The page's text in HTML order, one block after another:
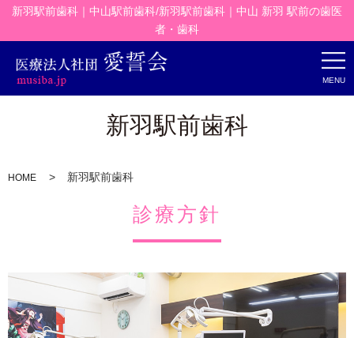
新羽駅前歯科｜中山駅前歯科/新羽駅前歯科｜中山 新羽 駅前の歯医
者・歯科
MENU
新羽駅前歯科
HOME 新羽駅前歯科
診療方針